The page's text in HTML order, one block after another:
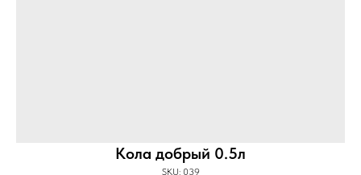
Кола добрый 0.5л
SKU: 039